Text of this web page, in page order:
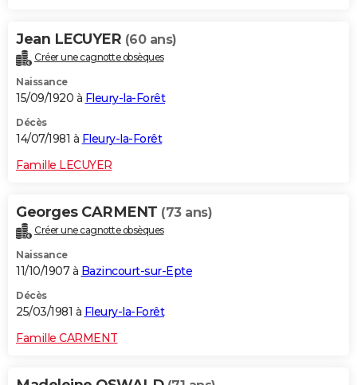
Jean LECUYER (60 ans)
Créer une cagnotte obsèques
Naissance
15/09/1920 à Fleury-la-Forêt
Décès
14/07/1981 à Fleury-la-Forêt
Famille LECUYER
Georges CARMENT (73 ans)
Créer une cagnotte obsèques
Naissance
11/10/1907 à Bazincourt-sur-Epte
Décès
25/03/1981 à Fleury-la-Forêt
Famille CARMENT